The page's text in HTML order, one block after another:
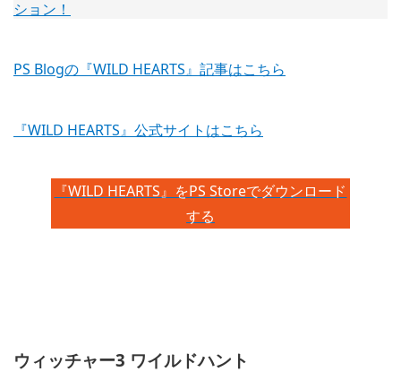
PS Blogの『WILD HEARTS』記事はこちら
『WILD HEARTS』公式サイトはこちら
『WILD HEARTS』をPS Storeでダウンロード
する
ウィッチャー3 ワイルドハント